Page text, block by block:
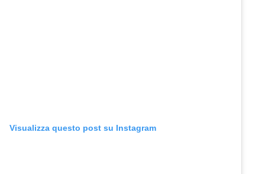
Visualizza questo post su Instagram